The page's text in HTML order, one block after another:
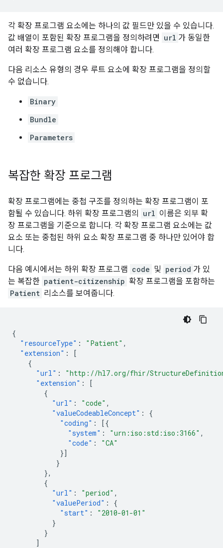
각 확장 프로그램 요소에는 하나의 값 필드만 있을 수 있습니다.
값 배열이 포함된 확장 프로그램을 정의하려면 url 가 동일한
여러 확장 프로그램 요소를 정의해야 합니다.
다음 리소스 유형의 경우 루트 요소에 확장 프로그램을 정의할
수 없습니다.
Binary
Bundle
Parameters
복잡한 확장 프로그램
확장 프로그램에는 중첩 구조를 정의하는 확장 프로그램이 포
함될 수 있습니다. 하위 확장 프로그램의
url 이름은 외부 확
장 프로그램을 기준으로 합니다. 각 확장 프로그램 요소에는 값
요소 또는 중첩된 하위 요소 확장 프로그램 중 하나만 있어야 합
니다.
다음 예시에서는 하위 확장 프로그램 code 및 period 가 있
는 복잡한 patient-citizenship 확장 프로그램을 포함하는
Patient 리소스를 보여줍니다.
{
"resourceType" : "Patient" ,
"extension" :
[
{
"url" :
"http://hl7.org/fhir/
"extension" :
[
{
"url" : "code" ,
"valueCodeableConcept" :
{
"coding" :
[{
"system" : "urn:iso:std:iso:3166" ,
"code" :
"CA"
}]
}
},
{
"url" : "period" ,
"valuePeriod" :
{
"start" :
"2010-01-01"
}
}
]